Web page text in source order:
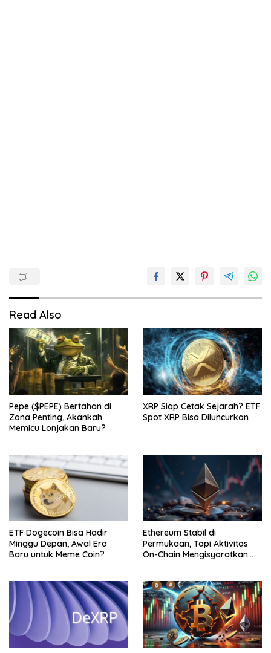
Read Also
Pepe ($PEPE) Bertahan di
Zona Penting, Akankah
Memicu Lonjakan Baru?
XRP Siap Cetak Sejarah? ETF
Spot XRP Bisa Diluncurkan
ETF Dogecoin Bisa Hadir
Minggu Depan, Awal Era
Baru untuk Meme Coin?
Ethereum Stabil di
Permukaan, Tapi Aktivitas
On-Chain Mengisyaratkan